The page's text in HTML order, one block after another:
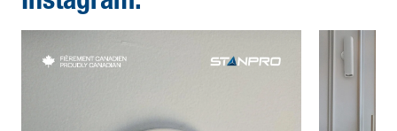
laréglementation en vigueur au Québec. Nous collaborons
avec cet organisme afin d'assurer un recyclage
responsable de nos produits et d'offrir une solution simple
lucratif qui offre un service de recyclage gratuit aux